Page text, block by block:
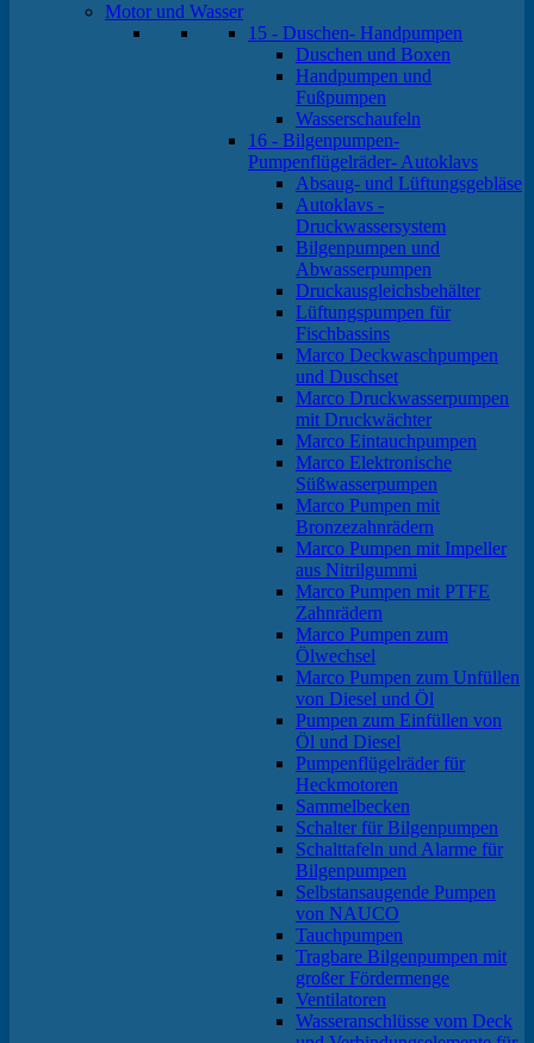
Motor und Wasser
15 - Duschen- Handpumpen
Duschen und Boxen
Handpumpen und
Fußpumpen
Wasserschaufeln
16 - Bilgenpumpen-
Pumpenflügelräder- Autoklavs
Absaug- und Lüftungsgebläse
Autoklavs -
Druckwassersystem
Bilgenpumpen und
Abwasserpumpen
Druckausgleichsbehälter
Lüftungspumpen für
Fischbassins
Marco Deckwaschpumpen
und Duschset
Marco Druckwasserpumpen
mit Druckwächter
Marco Eintauchpumpen
Marco Elektronische
Süßwasserpumpen
Marco Pumpen mit
Bronzezahnrädern
Marco Pumpen mit Impeller
aus Nitrilgummi
Marco Pumpen mit PTFE
Zahnrädern
Marco Pumpen zum
Ölwechsel
Marco Pumpen zum Unfüllen
von Diesel und Öl
Pumpen zum Einfüllen von
Öl und Diesel
Pumpenflügelräder für
Heckmotoren
Sammelbecken
Schalter für Bilgenpumpen
Schalttafeln und Alarme für
Bilgenpumpen
Selbstansaugende Pumpen
von NAUCO
Tauchpumpen
Tragbare Bilgenpumpen mit
großer Fördermenge
Ventilatoren
Wasseranschlüsse vom Deck